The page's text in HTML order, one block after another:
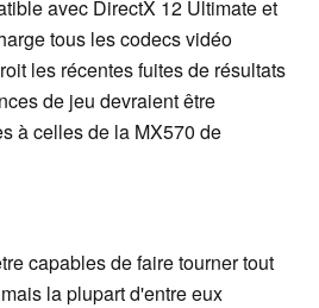
avec DirectX 12 Ultimate et
tous les codecs vidéo
les récentes fuites de résultats
de jeu devraient être
à celles de la MX570 de
capables de faire tourner tout
la plupart d'entre eux